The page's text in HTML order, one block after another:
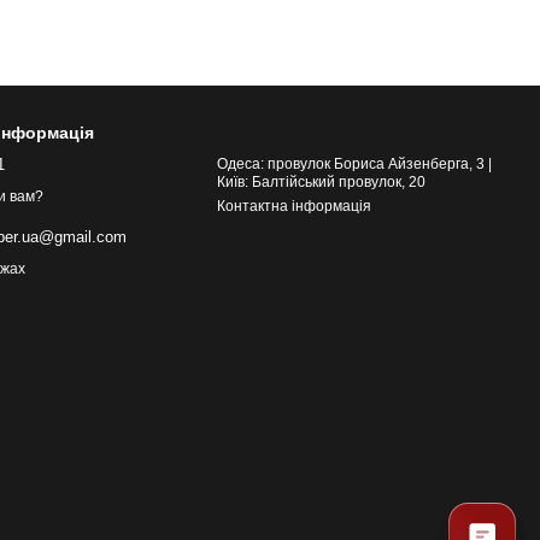
вам?
Одеса: провулок Бориса Айзенберга, 3 |
Київ: Балтійський провулок, 20
Контактна інформація